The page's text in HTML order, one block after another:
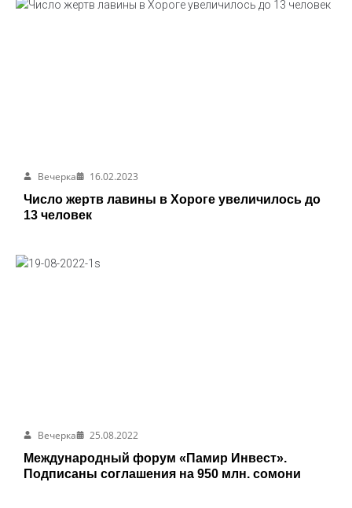
Вечерка
16.02.2023
Число жертв лавины в Хороге увеличилось до
13 человек
Вечерка
25.08.2022
Международный форум «Памир Инвест».
Подписаны соглашения на 950 млн. сомони